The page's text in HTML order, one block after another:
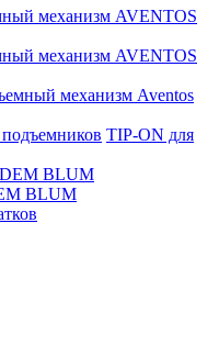
механизм AVENTOS
механизм AVENTOS
механизм Aventos
TIP-ON для
BLUM